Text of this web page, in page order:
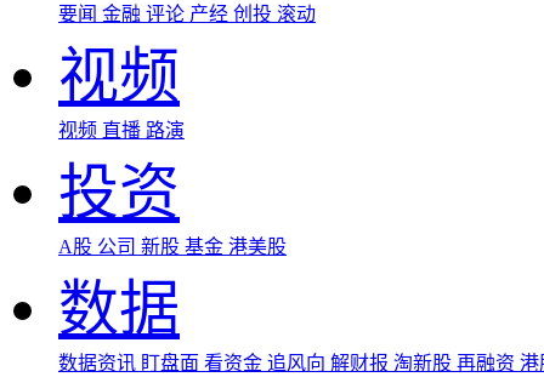
要闻 金融 评论 产经 创投 滚动
视频
视频 直播 路演
投资
A股 公司 新股 基金 港美股
数据
数据资讯 盯盘面 看资金 追风向 解财报 淘新股 再融资